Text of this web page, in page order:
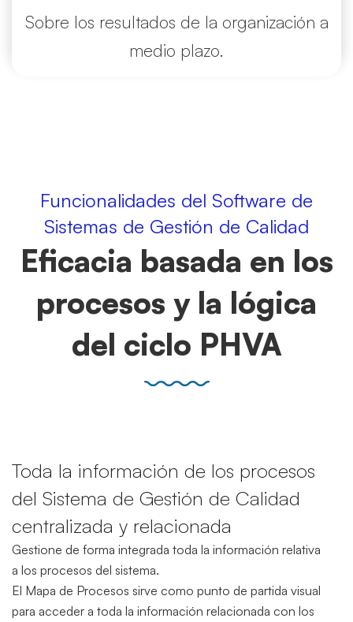
Sobre los resultados de la organización a
medio plazo.
Funcionalidades del Software de
Sistemas de Gestión de Calidad
Eficacia basada en los
procesos y la lógica
del ciclo PHVA
Toda la información de los procesos
del Sistema de Gestión de Calidad
centralizada y relacionada
Gestione de forma integrada toda la información relativa
a los procesos del sistema.
El Mapa de Procesos sirve como punto de partida visual
para acceder a toda la información relacionada con los